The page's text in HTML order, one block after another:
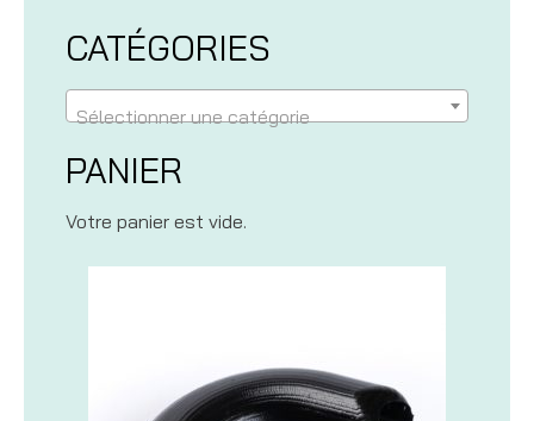
CATÉGORIES
Sélectionner une catégorie
PANIER
Votre panier est vide.